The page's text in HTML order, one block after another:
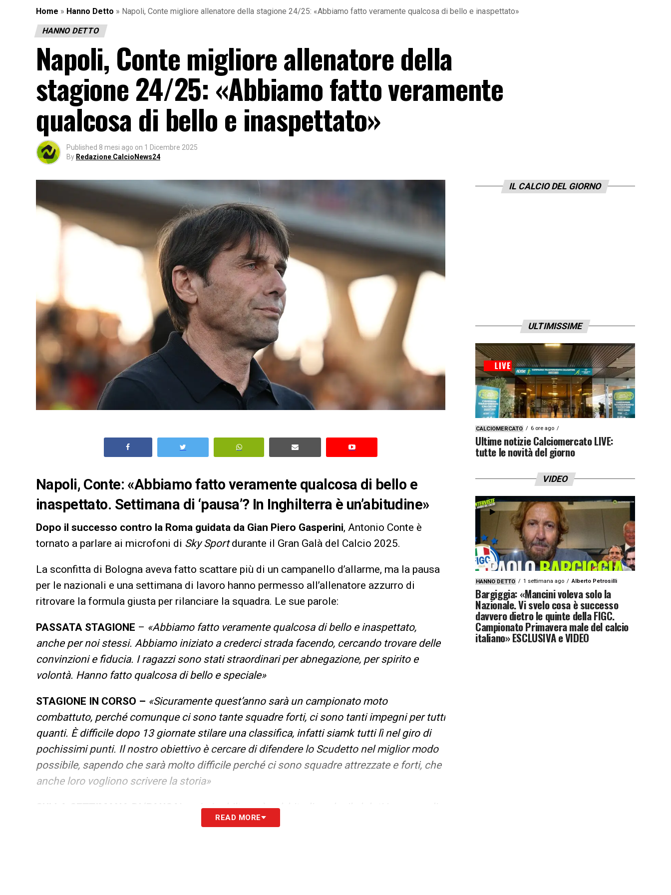
Home » Hanno Detto » Napoli, Conte migliore allenatore della stagione 24/25: «Abbiamo fatto veramente qualcosa di bello e inaspettato»
HANNO DETTO
Napoli, Conte migliore allenatore della
stagione 24/25: «Abbiamo fatto veramente
qualcosa di bello e inaspettato»
Published 8 mesi ago on 1 Dicembre 2025
By Redazione CalcioNews24
Napoli, Conte: «Abbiamo fatto veramente qualcosa di bello e
inaspettato. Settimana di ‘pausa’? In Inghilterra è un’abitudine»
Dopo il successo contro la Roma guidata da Gian Piero Gasperini, Antonio Conte è
tornato a parlare ai microfoni di Sky Sportdurante il Gran Galà del Calcio 2025.
La sconfitta di Bologna aveva fatto scattare più di un campanello d’allarme, ma la pausa
per le nazionali e una settimana di lavoro hanno permesso all’allenatore azzurro di
ritrovare la formula giusta per rilanciare la squadra. Le sue parole:
PASSATA STAGIONE – «Abbiamo fatto veramente qualcosa di bello e inaspettato,
anche per noi stessi. Abbiamo iniziato a crederci strada facendo, cercando trovare delle
convinzioni e fiducia. I ragazzi sono stati straordinari per abnegazione, per spirito e
volontà. Hanno fatto qualcosa di bello e speciale»
STAGIONE IN CORSO – «Sicuramente quest’anno sarà un campionato moto
combattuto, perché comunque ci sono tante squadre forti, ci sono tanti impegni per tutti
quanti. È difficile dopo 13 giornate stilare una classifica, infatti siamk tutti lì nel giro di
pochissimi punti. Il nostro obiettivo è cercare di difendere lo Scudetto nel miglior modo
possibile, sapendo che sarà molto difficile perché ci sono squadre attrezzate e forti, che
anche loro vogliono scrivere la storia»
In Inghilterra è un’abitudine che il club ti imponga di
stare a casa 7 giorni e lasciare la squadra allo staff. Quando giochi le coppe c’è tanta
READ MORE
IL CALCIO DEL GIORNO
ULTIMISSIME
CALCIOMERCATO 6 ore ago
Ultime notizie Calciomercato LIVE:
tutte le novità del giorno
VIDEO
HANNO DETTO 1 settimana ago Alberto Petrosilli
Bargiggia: «Mancini voleva solo la
Nazionale. Vi svelo cosa è successo
davvero dietro le quinte della FIGC.
Campionato Primavera male del calcio
italiano» ESCLUSIVA e VIDEO